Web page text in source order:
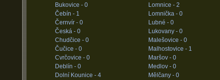
Bukovice - 0
Čebín - 1
Černvír - 0
Česká - 0
Chudčice - 0
Čučice - 0
Cvrčovice - 0
Deblín - 0
Dolní Kounice - 4
Lomnice - 2
Lomnička - 0
Lubné - 0
Lukovany - 0
Malešovice - 0
Malhostovice - 1
Maršov - 0
Medlov - 0
Mělčany - 0